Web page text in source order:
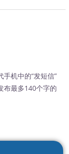
机中的“发短信”
布最多140个字的